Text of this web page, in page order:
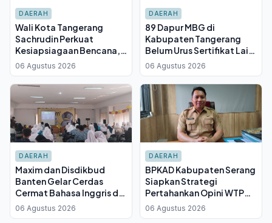
DAERAH
Wali Kota Tangerang
Sachrudin Perkuat
Kesiapsiagaan Bencana,
BPBD Terima 16 Unit Motor
Pemadam dan 440 APAR
06 Agustus 2026
DAERAH
89 Dapur MBG di
Kabupaten Tangerang
Belum Urus Sertifikat Laik
Higiene, Terancam Sanksi
Penutupan
06 Agustus 2026
DAERAH
Maxim dan Disdikbud
Banten Gelar Cerdas
Cermat Bahasa Inggris di
Serang, SMA Negeri 6
Keluar sebagai Juara
06 Agustus 2026
DAERAH
BPKAD Kabupaten Serang
Siapkan Strategi
Pertahankan Opini WTP
ke-16 pada 2027, Fokus
Kurangi Temuan Audit
06 Agustus 2026